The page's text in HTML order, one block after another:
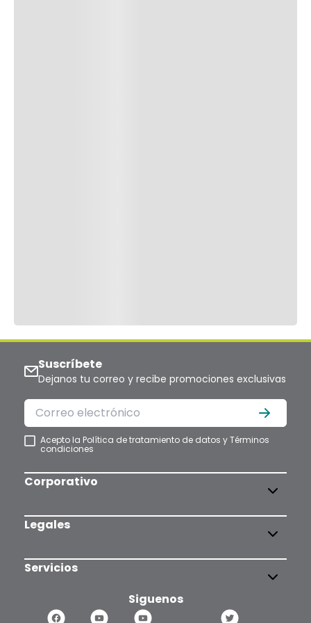
Suscríbete
Dejanos tu correo y recibe promociones exclusivas
Acepto la Política de tratamiento de datos yTérminos
condiciones
Corporativo
Legales
Servicios
Siguenos